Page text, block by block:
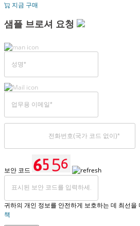
지금 구매
샘플 브로셔 요청
보안 코드
귀하의 개인 정보를 안전하게 보호하는 데 최선을
책